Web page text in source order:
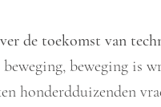
de toekomst van
beweging, beweging
honderdduizenden